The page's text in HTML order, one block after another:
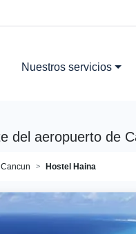
Nuestros servicios
del aeropuerto de
Cancun Hostel Haina